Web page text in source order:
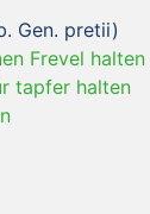
Gen. pretii)
Frevel halten
tapfer halten